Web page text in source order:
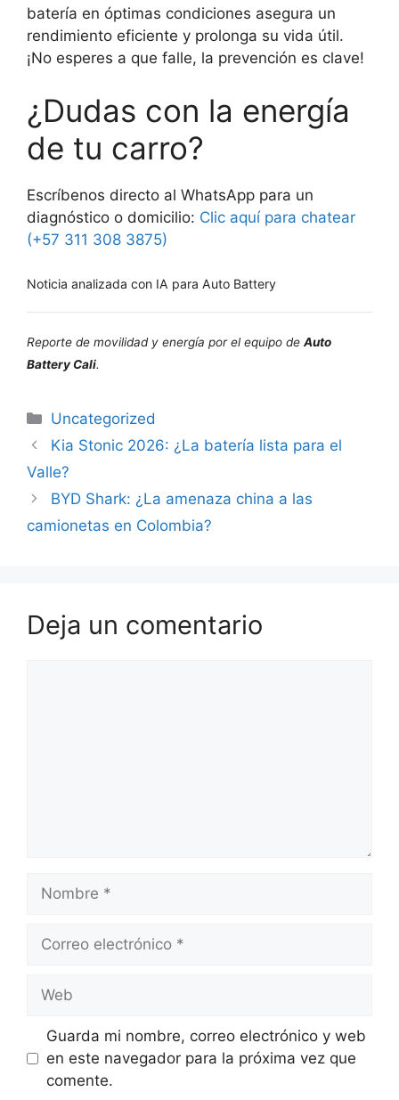
batería en óptimas condiciones asegura un
rendimiento eficiente y prolonga su vida útil.
¡No esperes a que falle, la prevención es clave!
¿Dudas con la energía
de tu carro?
Escríbenos directo al WhatsApp para un
diagnóstico o domicilio: Clic aquí para chatear
(+57 311 308 3875)
Noticia analizada con IA para Auto Battery
Reporte de movilidad y energía por el equipo de Auto
Battery Cali.
Uncategorized
Kia Stonic 2026: ¿La batería lista para el
Valle?
BYD Shark: ¿La amenaza china a las
camionetas en Colombia?
Deja un comentario
Guarda mi nombre, correo electrónico y web
en este navegador para la próxima vez que
comente.